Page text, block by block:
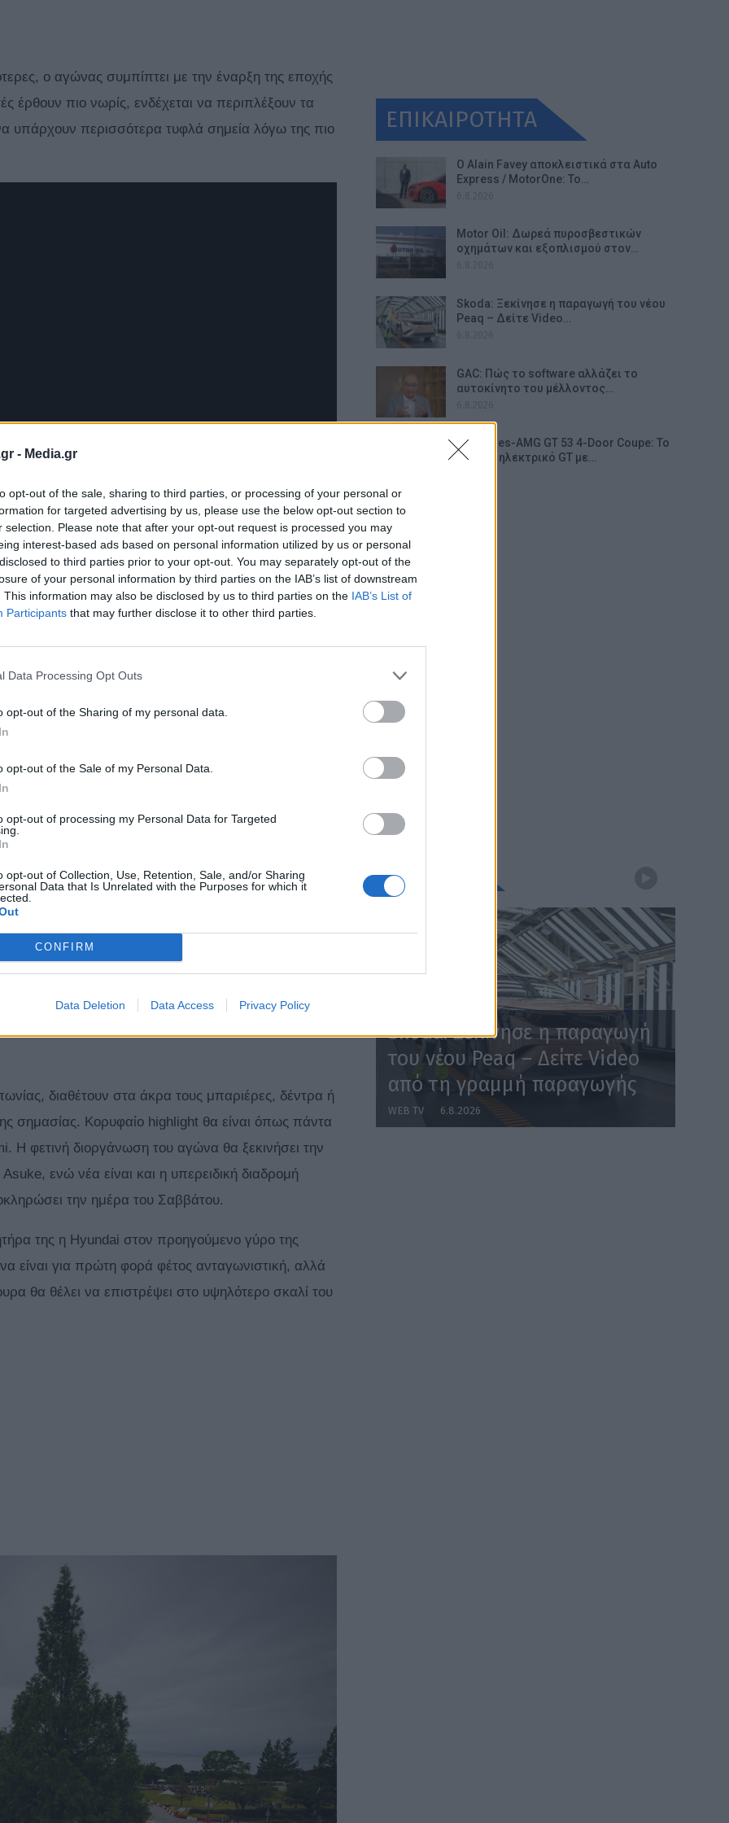
- Media.gr
opt-out of the sale, sharing to third parties, or processing of your personal or
for targeted advertising by us, please use the below opt-out section to
selection. Please note that after your opt-out request is processed you may
interest-based ads based on personal information utilized by us or personal
to third parties prior to your opt-out. You may separately opt-out of the
of your personal information by third parties on the IAB’s list of downstream
This information may also be disclosed by us to third parties on the IAB’s List of
Participants that may further disclose it to other third parties.
Data Processing Opt Outs
opt-out of the Sharing of my personal data.
opt-out of the Sale of my Personal Data.
opt-out of processing my Personal Data for Targeted
opt-out of Collection, Use, Retention, Sale, and/or Sharing
Data that Is Unrelated with the Purposes for which it
CONFIRM
Data Deletion Data Access Privacy Policy
ο αγώνας συμπίπτει με την έναρξη της εποχής
έρθουν πιο νωρίς, ενδέχεται να περιπλέξουν τα
υπάρχουν περισσότερα τυφλά σημεία λόγω της πιο
αυτοκίνητο πόλης, από 17.900€!
στην κατηγορία του!
έρχεται να αλλάξει τα δεδομένα
E-Tech
διαθέτουν στα άκρα τους μπαριέρες, δέντρα ή
σημασίας. Κορυφαίο highlight θα είναι όπως πάντα
φετινή διοργάνωση του αγώνα θα ξεκινήσει την
ενώ νέα είναι και η υπερειδική διαδρομή
την ημέρα του Σαββάτου.
της η Hyundai στον προηγούμενο γύρο της
είναι για πρώτη φορά φέτος ανταγωνιστική, αλλά
θα θέλει να επιστρέψει στο υψηλότερο σκαλί του
ΕΠΙΚΑΙΡΟΤΗΤΑ
Ο Alain Favey αποκλειστικά στα Auto
Express / MotorOne: Το…
Motor Oil: Δωρεά πυροσβεστικών
οχημάτων και εξοπλισμού στον…
Skoda: Ξεκίνησε η παραγωγή του νέου
Peaq – Δείτε Video…
GAC: Πώς το software αλλάζει το
αυτοκίνητο του μέλλοντος…
Mercedes-AMG GT 53 4-Door Coupe: Το
αμιγώς ηλεκτρικό GT με…
WEBTV
Skoda: Ξεκίνησε η παραγωγή
του νέου Peaq – Δείτε Video
από τη γραμμή παραγωγής
WEB TV 6.8.2026